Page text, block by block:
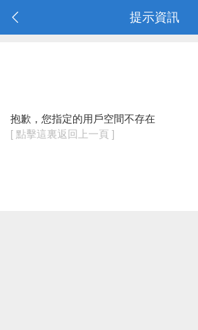
提示資訊
抱歉，您指定的用戶空間不存在
[ 點擊這裏返回上一頁 ]